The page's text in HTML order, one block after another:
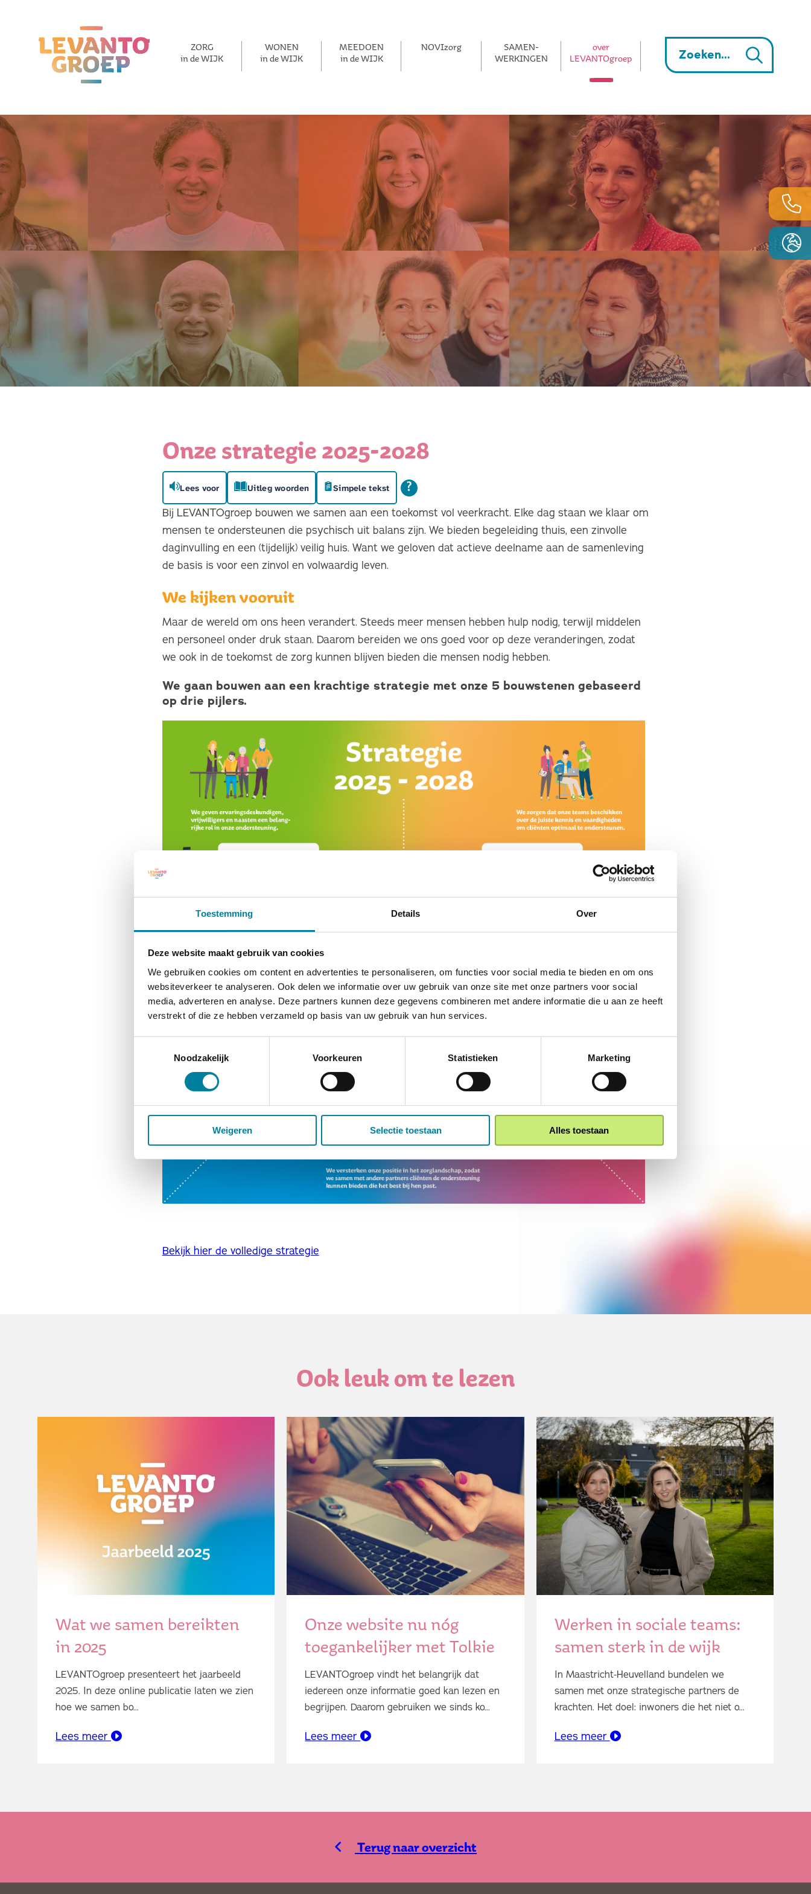
Toestemming Details Over
Deze website maakt gebruik van cookies
We gebruiken cookies om content en advertenties te personaliseren, om functies voor social media te bieden en om ons
websiteverkeer te analyseren. Ook delen we informatie over uw gebruik van onze site met onze partners voor social
media, adverteren en analyse. Deze partners kunnen deze gegevens combineren met andere informatie die u aan ze heeft
verstrekt of die ze hebben verzameld op basis van uw gebruik van hun services.
Noodzakelijk
Voorkeuren Statistieken Marketing
Weigeren Selectie toestaan Alles toestaan
ZORG
in de WIJK
WONEN
in de WIJK
MEEDOEN
in de WIJK
NOVIzorg
SAMEN­­
WERKINGEN
over
LEVANTOgroep
Onze strategie 2025-2028
Lees voor Uitleg woorden Simpele tekst
Bij LEVANTOgroep bouwen we samen aan een toekomst vol veerkracht. Elke dag staan we klaar om
mensen te ondersteunen die psychisch uit balans zijn. We bieden begeleiding thuis, een zinvolle
daginvulling en een (tijdelijk) veilig huis. Want we geloven dat actieve deelname aan de samenleving
de basis is voor een zinvol en volwaardig leven.
We kijken vooruit
Maar de wereld om ons heen verandert. Steeds meer mensen hebben hulp nodig, terwijl middelen
en personeel onder druk staan. Daarom bereiden we ons goed voor op deze veranderingen, zodat
we ook in de toekomst de zorg kunnen blijven bieden die mensen nodig hebben.
We gaan bouwen aan een krachtige strategie met onze 5 bouwstenen gebaseerd
op drie pijlers.
Bekijk hier de volledige strategie
Ook leuk om te lezen
Wat we samen bereikten
in 2025
LEVANTOgroep presenteert het jaarbeeld
2025. In deze online publicatie laten we zien
hoe we samen bo...
Lees meer
Onze website nu nóg
toegankelijker met Tolkie
LEVANTOgroep vindt het belangrijk dat
iedereen onze informatie goed kan lezen en
begrijpen. Daarom gebruiken we sinds ko...
Lees meer
Werken in sociale teams:
samen sterk in de wijk
In Maastricht-Heuvelland bundelen we
samen met onze strategische partners de
krachten. Het doel: inwoners die het niet o...
Lees meer
Terug naar overzicht